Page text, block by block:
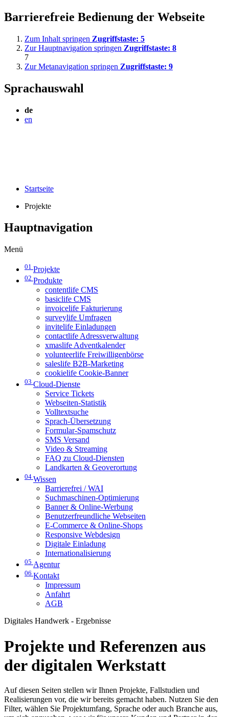
Barrierefreie Bedienung der Webseite
Zum Inhalt springen Zugriffstaste: 5
Zur Hauptnavigation springen Zugriffstaste: 8
7
Zur Metanavigation springen Zugriffstaste: 9
Sprachauswahl
de
en
Startseite
Projekte
Hauptnavigation
Menü
01 Projekte
02 Produkte
contentlife CMS
basiclife CMS
invoicelife Fakturierung
surveylife Umfragen
invitelife Einladungen
contactlife Adressverwaltung
xmaslife Adventkalender
volunteerlife Freiwilligenbörse
saleslife B2B-Marketing
cookielife Cookie-Banner
03 Cloud-Dienste
Service Tickets
Webseiten-Statistik
Volltextsuche
Sprach-Übersetzung
Formular-Spamschutz
SMS Versand
Video & Streaming
FAQ zu Cloud-Diensten
Landkarten & Geoverortung
04 Wissen
Barrierefrei / WAI
Suchmaschinen-Optimierung
Banner & Online-Werbung
Benutzerfreundliche Webseiten
E-Commerce & Online-Shops
Responsive Webdesign
Digitale Einladung
Internationalisierung
05 Agentur
06 Kontakt
Impressum
Anfahrt
AGB
Digitales Handwerk - Ergebnisse
Projekte und Referenzen aus
der digitalen Werkstatt
Auf diesen Seiten stellen wir Ihnen Projekte, Fallstudien und
Realisierungen vor, die wir bereits gemacht haben. Nutzen Sie den
Filter, wählen Sie Projektumfang, Sprache oder auch Branche aus,